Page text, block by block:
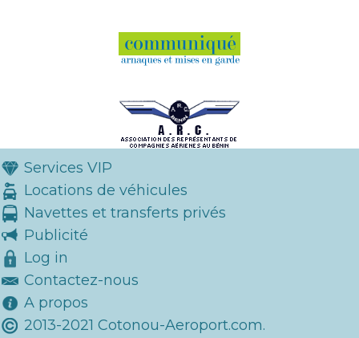
Services VIP
Locations de véhicules
Navettes et transferts privés
Publicité
Log in
Contactez-nous
A propos
2013-2021 Cotonou-Aeroport.com.